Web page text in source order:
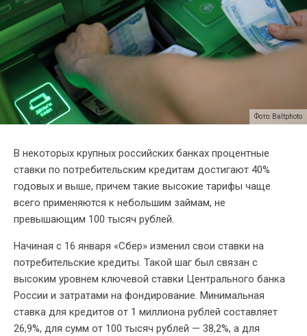
Фото: Baltphoto
В некоторых крупных российских банках процентные
ставки по потребительским кредитам достигают 40%
годовых и выше, причем такие высокие тарифы чаще
всего применяются к небольшим займам, не
превышающим 100 тысяч рублей.
Начиная с 16 января «Сбер» изменил свои ставки на
потребительские кредиты. Такой шаг был связан с
высоким уровнем ключевой ставки Центрального банка
России и затратами на фондирование. Минимальная
ставка для кредитов от 1 миллиона рублей составляет
26,9%, для сумм от 100 тысяч рублей — 38,2%, а для